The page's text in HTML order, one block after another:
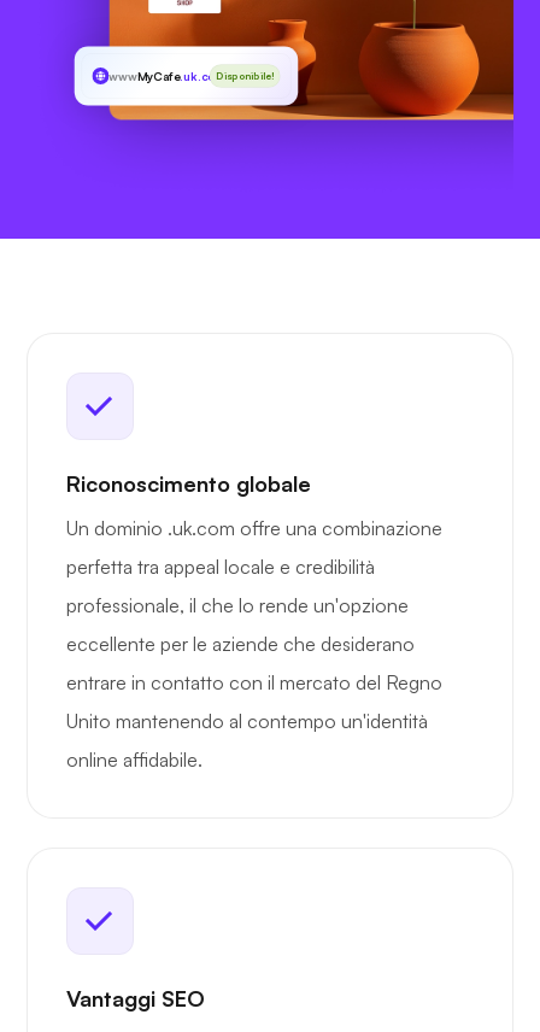
wwwMyCafe.uk.comDisponibile!
Riconoscimento globale
Un dominio .uk.com offre una combinazione
perfetta tra appeal locale e credibilità
professionale, il che lo rende un'opzione
eccellente per le aziende che desiderano
entrare in contatto con il mercato del Regno
Unito mantenendo al contempo un'identità
online affidabile.
Vantaggi SEO